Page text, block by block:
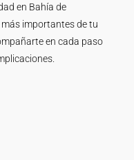
en Bahía de
importantes de tu
en cada paso